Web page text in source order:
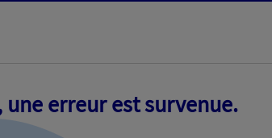
erreur est survenue.